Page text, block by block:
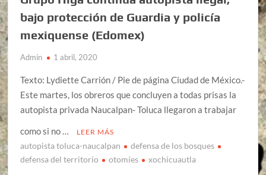
bajo protección de Guardia y policía
mexiquense (Edomex)
Admin 1 abril, 2020
Texto: Lydiette Carrión / Pie de página Ciudad de México.-
Este martes, los obreros que concluyen a todas prisas la
autopista privada Naucalpan- Toluca llegaron a trabajar
como si no …
LEER MÁS
autopista toluca-naucalpan
defensa de los bosques
defensa del territorio
otomíes xochicuautla